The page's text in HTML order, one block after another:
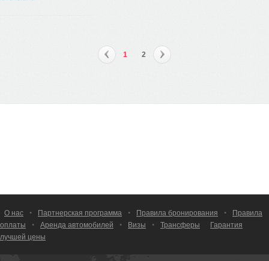
1 2
О нас • Партнерская программа • Правила бронирования •
Правила
оплаты
• Аренда автомобилей • Визы • Трансферы
Гарантия
лучшей цены